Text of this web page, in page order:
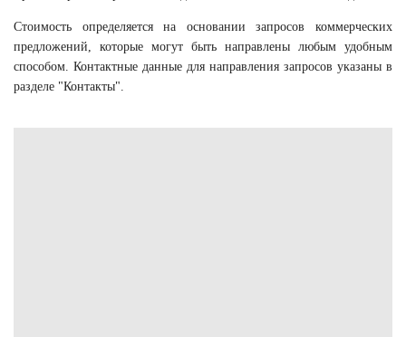
Стоимость определяется на основании запросов коммерческих
предложений, которые могут быть направлены любым удобным
способом. Контактные данные для направления запросов указаны в
разделе "Контакты".